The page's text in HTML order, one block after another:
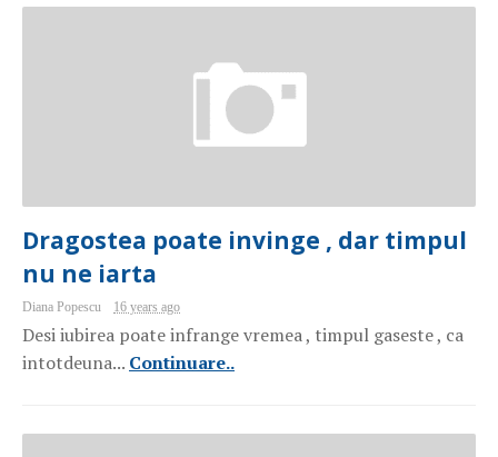
Dragostea poate invinge , dar timpul
nu ne iarta
Diana Popescu 16 years ago
Desi iubirea poate infrange vremea , timpul gaseste , ca
intotdeuna... Continuare..